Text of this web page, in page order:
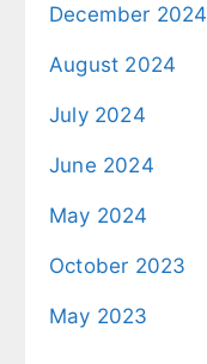
December 2024
August 2024
July 2024
June 2024
May 2024
October 2023
May 2023